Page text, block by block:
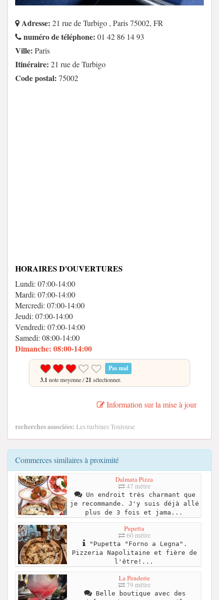
Adresse: 21 rue de Turbigo , Paris 75002, FR
numéro de téléphone: 01 42 86 14 93
Ville: Paris
Itinéraire: 21 rue de Turbigo
Code postal: 75002
HORAIRES D'OUVERTURES
Lundi: 07:00-14:00
Mardi: 07:00-14:00
Mercredi: 07:00-14:00
Jeudi: 07:00-14:00
Vendredi: 07:00-14:00
Samedi: 08:00-14:00
Dimanche: 08:00-14:00
Pas mal
3.1 note moyenne /21 sélectionner.
Information sur la mise à jour
recherches associées: Les turbines Toulouse
Commerces similaires à proximité
Dalmata Pizza
47 mètre
Un endroit très charmant que
je recommande. J'y suis déjà allé
plus de 3 fois et jama...
Pupetta
60 mètre
"Pupetta "Forno a Legna".
Pizzeria Napolitaine et fière de
l'être!...
La Penderie
79 mètre
Belle boutique avec des